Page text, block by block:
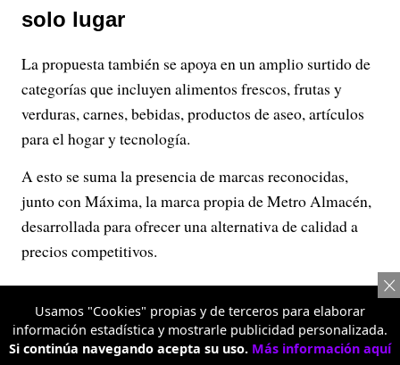
solo lugar
La propuesta también se apoya en un amplio surtido de
categorías que incluyen alimentos frescos, frutas y
verduras, carnes, bebidas, productos de aseo, artículos
para el hogar y tecnología.
A esto se suma la presencia de marcas reconocidas,
junto con Máxima, la marca propia de Metro Almacén,
desarrollada para ofrecer una alternativa de calidad a
precios competitivos.
Usamos "Cookies" propias y de terceros para elaborar
información estadística y mostrarle publicidad personalizada.
Si continúa navegando acepta su uso. Más información aquí